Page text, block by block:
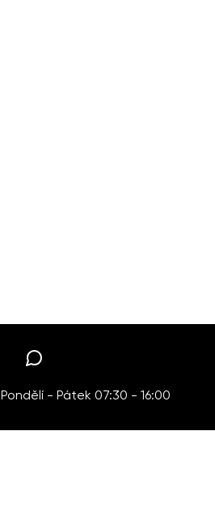
- Pátek 07:30 - 16:00